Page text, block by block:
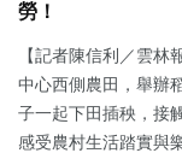
勞！
【記者陳信利／雲
中心西側農田，舉辦
子一起下田插秧，接
感受農村生活踏實與